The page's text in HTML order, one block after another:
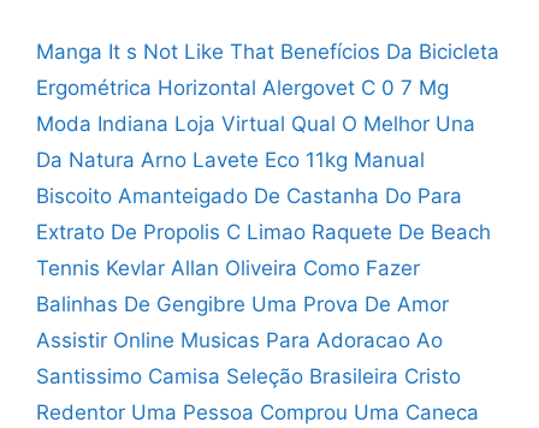
Manga It s Not Like That Benefícios Da Bicicleta
Ergométrica Horizontal Alergovet C 0 7 Mg
Moda Indiana Loja Virtual Qual O Melhor Una
Da Natura Arno Lavete Eco 11kg Manual
Biscoito Amanteigado De Castanha Do Para
Extrato De Propolis C Limao Raquete De Beach
Tennis Kevlar Allan Oliveira Como Fazer
Balinhas De Gengibre Uma Prova De Amor
Assistir Online Musicas Para Adoracao Ao
Santissimo Camisa Seleção Brasileira Cristo
Redentor Uma Pessoa Comprou Uma Caneca